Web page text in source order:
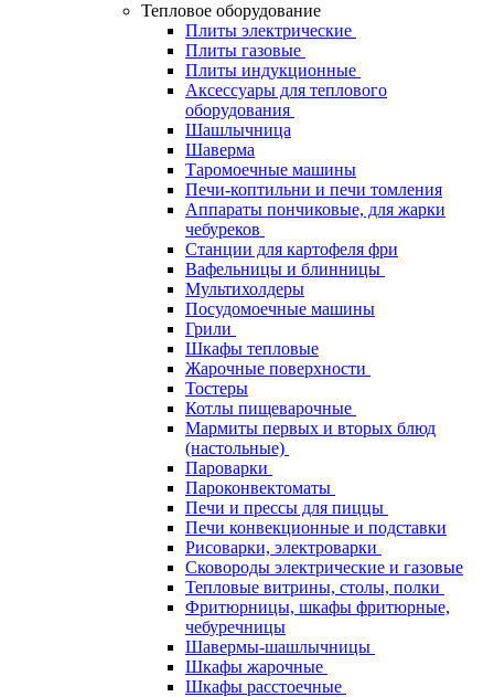
Тепловое оборудование
Плиты электрические
Плиты газовые
Плиты индукционные
Аксессуары для теплового
оборудования
Шашлычница
Шаверма
Таромоечные машины
Печи-коптильни и печи томления
Аппараты пончиковые, для жарки
чебуреков
Станции для картофеля фри
Вафельницы и блинницы
Мультихолдеры
Посудомоечные машины
Грили
Шкафы тепловые
Жарочные поверхности
Тостеры
Котлы пищеварочные
Мармиты первых и вторых блюд
(настольные)
Пароварки
Пароконвектоматы
Печи и прессы для пиццы
Печи конвекционные и подставки
Рисоварки, электроварки
Сковороды электрические и газовые
Тепловые витрины, столы, полки
Фритюрницы, шкафы фритюрные,
чебуречницы
Шавермы-шашлычницы
Шкафы жарочные
Шкафы расстоечные